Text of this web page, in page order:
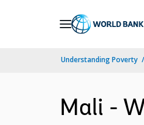
Understanding Poverty
Mali -